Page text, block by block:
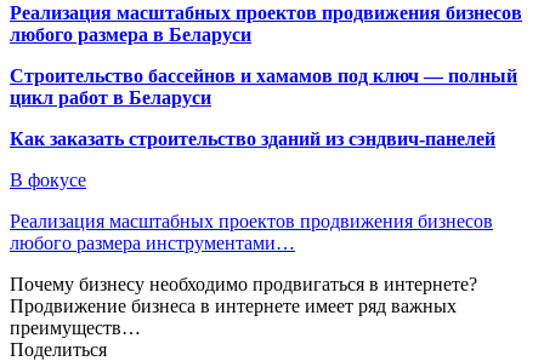
Реализация масштабных проектов продвижения бизнесов
любого размера в Беларуси
Строительство бассейнов и хамамов под ключ — полный
цикл работ в Беларуси
Как заказать строительство зданий из сэндвич-панелей
В фокусе
Реализация масштабных проектов продвижения бизнесов
любого размера инструментами…
Почему бизнесу необходимо продвигаться в интернете?
Продвижение бизнеса в интернете имеет ряд важных
преимуществ…
Поделиться